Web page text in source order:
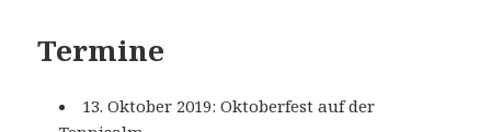
Termine
13. Oktober 2019: Oktoberfest auf der